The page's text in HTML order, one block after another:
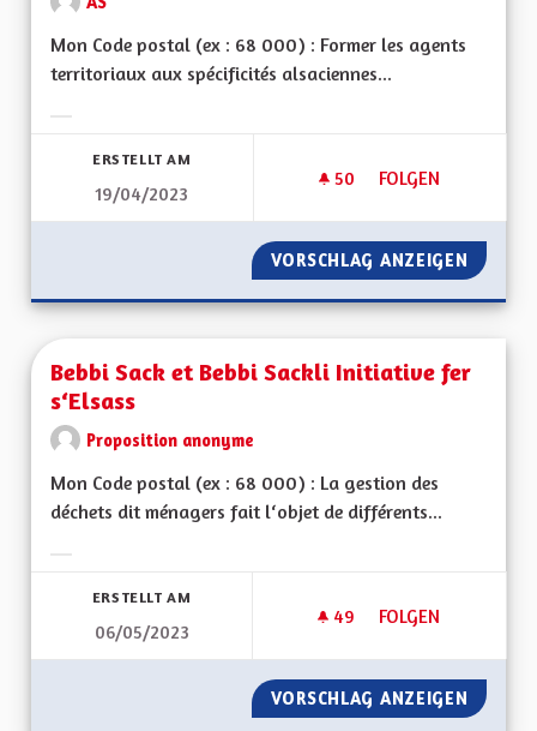
Mon Code postal (ex : 68 000) : Former les agents
territoriaux aux spécificités alsaciennes...
ERSTELLT AM
19/04/2023
50 50 FOLLOWER
FOLGEN
AVOIR UN
VORSCHLAG ANZEIGEN AVOIR
Bebbi Sack et Bebbi Sackli Initiative fer
s‘Elsass
Proposition anonyme
Mon Code postal (ex : 68 000) : La gestion des
déchets dit ménagers fait l‘objet de différents...
ERSTELLT AM
06/05/2023
49 49 FOLLOWER
FOLGEN
BEBBI SACK ET
VORSCHLAG ANZEIGEN BEBBI